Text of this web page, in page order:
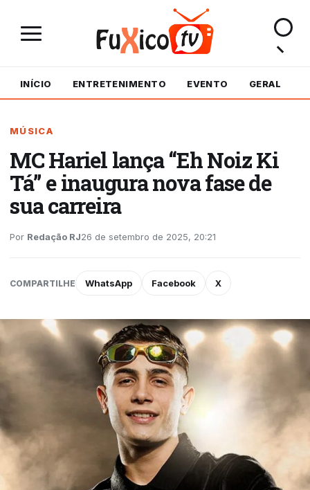
INÍCIO ENTRETENIMENTO EVENTO GERAL
MÚSICA
MC Hariel lança “Eh Noiz Ki
Tá” e inaugura nova fase de
sua carreira
Por Redação RJ26 de setembro de 2025, 20:21
COMPARTILHE WhatsApp Facebook X